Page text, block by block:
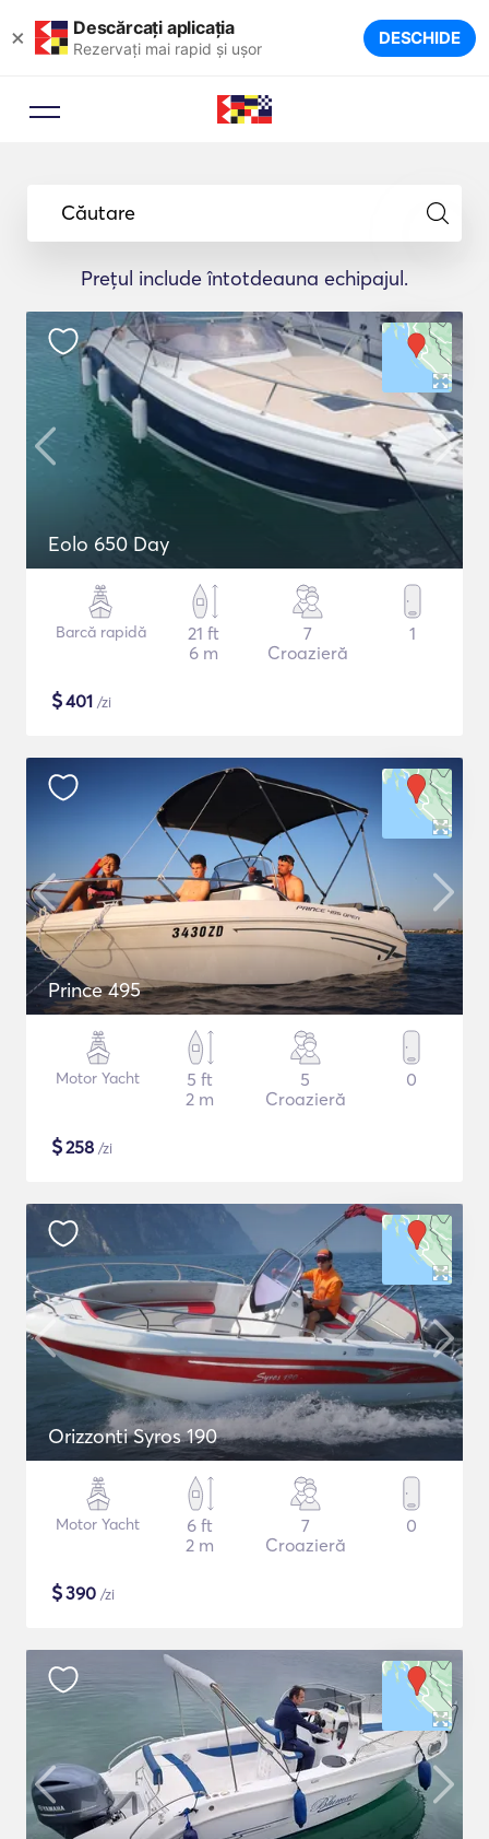
× Descărcați aplicația
Rezervați mai rapid și ușor DESCHIDE
Căutare
Prețul include întotdeauna echipajul.
Eolo 650 Day
Barcă rapidă
21 ft
6 m
7
Croazieră
1
$401 /zi
Prince 495
Motor Yacht
5 ft
2 m
5
Croazieră
0
$258 /zi
Orizzonti Syros 190
Motor Yacht
6 ft
2 m
7
Croazieră
0
$390 /zi